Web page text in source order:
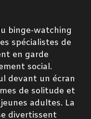
binge-watching
spécialistes de
en garde
social.
devant un écran
de solitude et
adultes. La
divertissent